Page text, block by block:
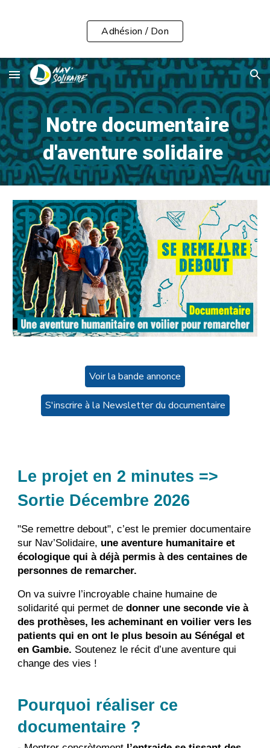
Skip to main content
Adhésion / Don
Notre documentaire
d'aventure solidaire
Voir la bande annonce
S'inscrire à la Newsletter du documentaire
Le projet en 2 minutes =>
Sortie Décembre 2026
"Se remettre debout", c’est le premier documentaire
sur Nav’Solidaire, une aventure humanitaire et
écologique qui à déjà permis à des centaines de
personnes de remarcher.
On va suivre l’incroyable chaine humaine de
solidarité qui permet dedonner une seconde vie à
des prothèses, les acheminant en voilier vers les
patients qui en ont le plus besoin au Sénégal et
en Gambie. Soutenez le récit d’une aventure qui
change des vies !
Pourquoi réaliser ce
documentaire ?